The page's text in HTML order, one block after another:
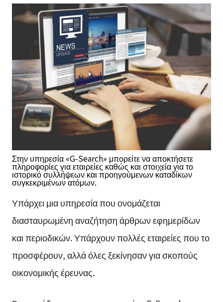
Στην υπηρεσία «G-Search» μπορείτε να αποκτήσετε
πληροφορίες για εταιρείες καθώς και στοιχεία για το
ιστορικό συλλήψεων και προηγούμενων καταδίκων
συγκεκριμένων ατόμων.
Υπάρχει μια υπηρεσία που ονομάζεται
διασταυρωμένη αναζήτηση άρθρων εφημερίδων
και περιοδικών. Υπάρχουν πολλές εταιρείες που το
προσφέρουν, αλλά όλες ξεκίνησαν για σκοπούς
οικονομικής έρευνας.